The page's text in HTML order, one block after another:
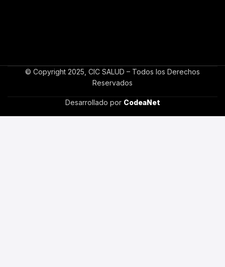
© Copyright 2025, CIC SALUD – Todos los Derechos
Reservados
Desarrollado por CodeaNet